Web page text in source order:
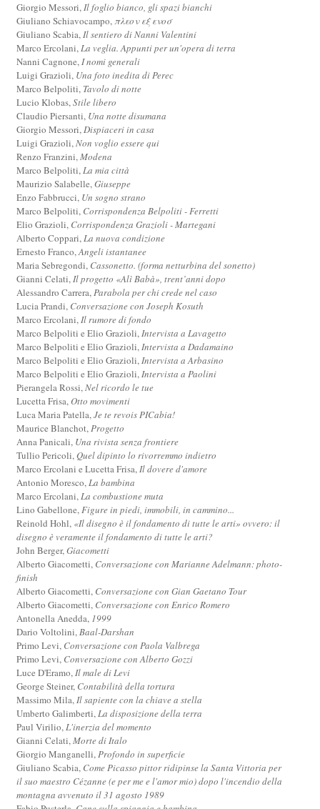
Giorgio Messori,Il foglio bianco, gli spazi bianchi
Giuliano Schiavocampo,πλεον εξ ενοσ
Giuliano Scabia,Il sentiero di Nanni Valentini
Marco Ercolani,La veglia. Appunti per un'opera di terra
Nanni Cagnone,I nomi generali
Luigi Grazioli, Una foto inedita di Perec
Marco Belpoliti, Tavolo di notte
Lucio Klobas,Stile libero
Claudio Piersanti, Una notte disumana
Giorgio Messori,Dispiaceri in casa
Luigi Grazioli,Non voglio essere qui
Renzo Franzini,Modena
Marco Belpoliti,La mia città
Maurizio Salabelle,Giuseppe
Enzo Fabbrucci, Un sogno strano
Marco Belpoliti, Corrispondenza Belpoliti - Ferretti
Elio Grazioli, Corrispondenza Grazioli - Martegani
Alberto Coppari,La nuova condizione
Ernesto Franco,Angeli istantanee
Maria Sebregondi, Cassonetto. (forma netturbina del sonetto)
Gianni Celati,Il progetto «Alì Babà», trent’anni dopo
Alessandro Carrera,Parabola per chi crede nel caso
Lucia Prandi, Conversazione con Joseph Kosuth
Marco Ercolani,Il rumore di fondo
Marco Belpoliti e Elio Grazioli,Intervista a Lavagetto
Marco Belpoliti e Elio Grazioli,Intervista a Dadamaino
Marco Belpoliti e Elio Grazioli,Intervista a Arbasino
Marco Belpoliti e Elio Grazioli,Intervista a Paolini
Pierangela Rossi,Nel ricordo le tue
Lucetta Frisa,Otto movimenti
Luca Maria Patella,Je te revois PICabia!
Maurice Blanchot,Progetto
Anna Panicali, Una rivista senza frontiere
Tullio Pericoli,Quel dipinto lo rivorremmo indietro
Marco Ercolani e Lucetta Frisa,Il dovere d'amore
Antonio Moresco,La bambina
Marco Ercolani,La combustione muta
Lino Gabellone,Figure in piedi, immobili, in cammino...
Reinold Hohl, «Il disegno è il fondamento di tutte le arti» ovvero: il
disegno è veramente il fondamento di tutte le arti?
John Berger,Giacometti
Alberto Giacometti, Conversazione con Marianne Adelmann: photo-
finish
Alberto Giacometti, Conversazione con Gian Gaetano Tour
Alberto Giacometti, Conversazione con Enrico Romero
Antonella Anedda, 1999
Dario Voltolini,Baal-Darshan
Primo Levi, Conversazione con Paola Valbrega
Primo Levi, Conversazione con Alberto Gozzi
Luce D'Eramo,Il male di Levi
George Steiner, Contabilità della tortura
Massimo Mila,Il sapiente con la chiave a stella
Umberto Galimberti,La disposizione della terra
Paul Virilio,L'inerzia del momento
Gianni Celati,Morte di Italo
Giorgio Manganelli,Profondo in superficie
Giuliano Scabia, Come Picasso pittor ridipinse la Santa Vittoria per
il suo maestro Cézanne (e per me e l'amor mio) dopo l'incendio della
montagna avvenuto il 31 agosto 1989